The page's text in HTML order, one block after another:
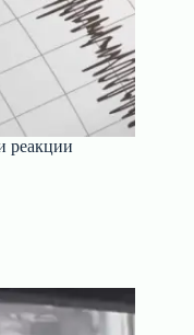
реакции